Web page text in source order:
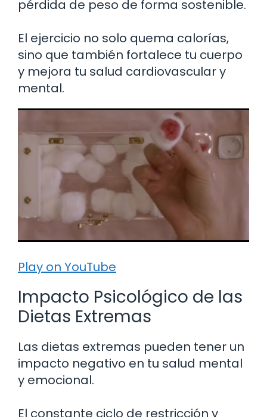
pérdida de peso de forma sostenible.
El ejercicio no solo quema calorías,
sino que también fortalece tu cuerpo
y mejora tu salud cardiovascular y
mental.
Play on YouTube
Impacto Psicológico de las
Dietas Extremas
Las dietas extremas pueden tener un
impacto negativo en tu salud mental
y emocional.
El constante ciclo de restricción y